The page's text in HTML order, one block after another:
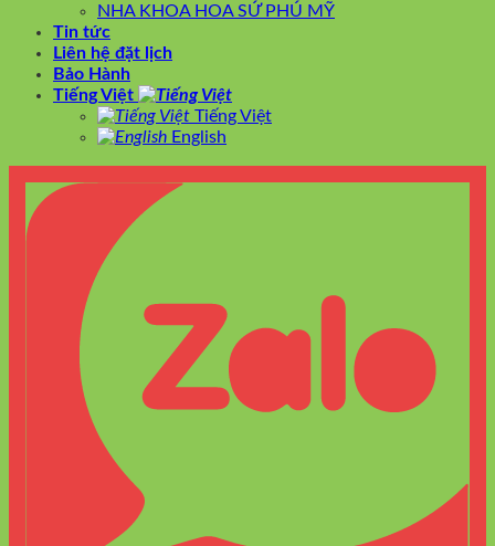
NHA KHOA HOA SỨ PHÚ MỸ
Tin tức
Liên hệ đặt lịch
Bảo Hành
Tiếng Việt
Tiếng Việt
English